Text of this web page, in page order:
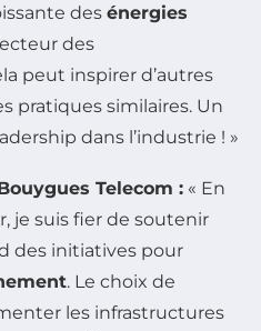
des énergies
des
peut inspirer d’autres
pratiques similaires. Un
dans l’industrie ! »
Telecom : « En
je suis fier de soutenir
des initiatives pour
. Le choix de
les infrastructures